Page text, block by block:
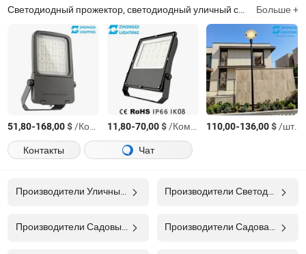
Светодиодный прожектор, светодиодный уличный свет, светодиодный стадионный свет, уличный свет, светодиодный свет, свет для крана, свет для аэропорта, солнечный свет, ландшафтный свет, спортивный свет Больше +
51,80-168,00$/Комплект 11,80-70,00$/Комплект 110,00-136,00$/шт.
Контакты
Чат